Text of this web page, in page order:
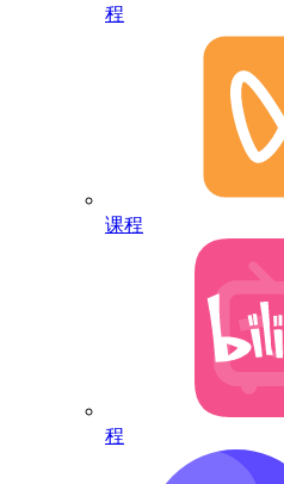
程
课程
程